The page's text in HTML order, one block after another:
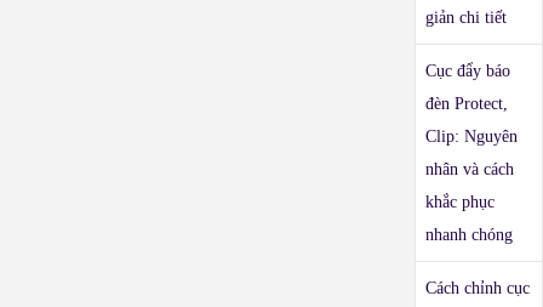
giản chi tiết
Cục đẩy báo
đèn Protect,
Clip: Nguyên
nhân và cách
khắc phục
nhanh chóng
Cách chỉnh cục